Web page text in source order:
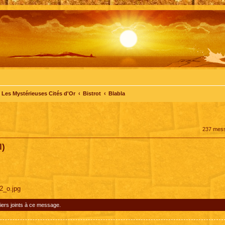
Les Mystérieuses Cités d'Or Bistrot Blabla
237
joints à ce message.